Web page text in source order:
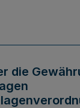
die